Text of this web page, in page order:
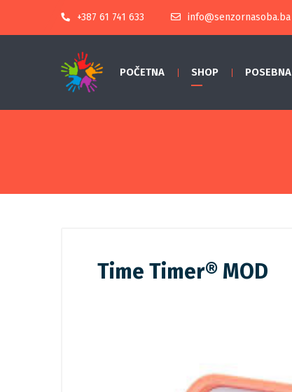
+387 61 741 633 info@senzornasoba.ba
POČETNA SHOP
Time Timer® MOD